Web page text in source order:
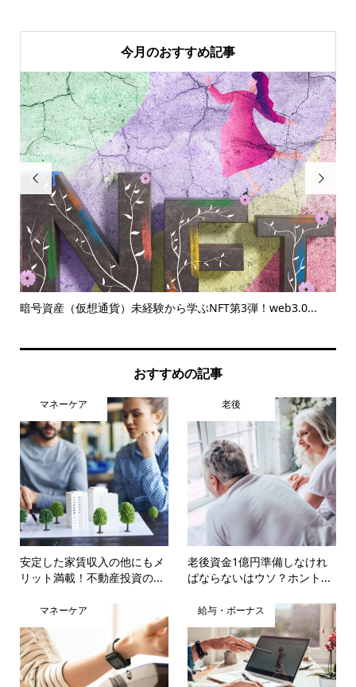
今月のおすすめ記事

暗号資産（仮想通貨）未経験から学ぶNFT第3弾！web3.0...

おすすめの記事
マネーケア
安定した家賃収入の他にもメ
リット満載！不動産投資の...
老後
老後資金1億円準備しなけれ
ばならないはウソ？ホント...
マネーケア 給与・ボーナス